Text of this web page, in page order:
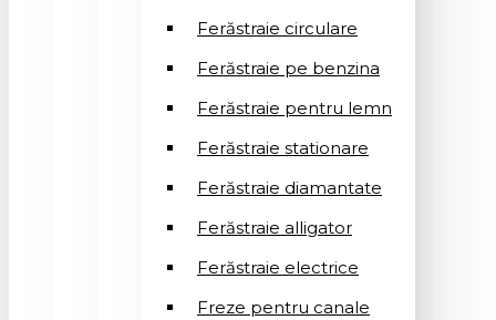
Ferăstraie circulare
Ferăstraie pe benzina
Ferăstraie pentru lemn
Ferăstraie stationare
Ferăstraie diamantate
Ferăstraie alligator
Ferăstraie electrice
Freze pentru canale